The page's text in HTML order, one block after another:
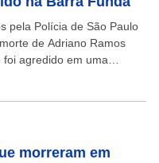
pela Polícia de São Paulo
de Adriano Ramos
agredido em uma
morreram em